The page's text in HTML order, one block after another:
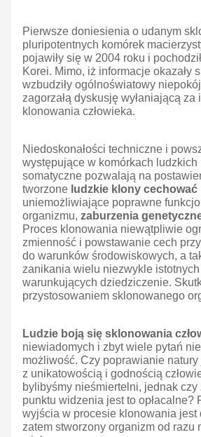
Pierwsze doniesienia o udanym
pluripotentnych komórek
pojawiły się w 2004 roku i
Korei. Mimo, iż informacje okazały
wzbudziły ogólnoświatowy
zagorzałą dyskusję wyłaniającą za
klonowania człowieka.
Niedoskonałości techniczne i
występujące w komórkach ludzkich
somatyczne pozwalają na
tworzone ludzkie klony cechować
uniemożliwiające poprawne
organizmu, zaburzenia
Proces klonowania niewątpliwie
zmienność i powstawanie cech
do warunków środowiskowych, a
zanikania wielu niezwykle
warunkujących dziedziczenie.
przystosowaniem sklonowanego
Ludzie boją się sklonowania
niewiadomych i zbyt wiele pytań
możliwość. Czy poprawianie
z unikatowością i godnością
bylibyśmy nieśmiertelni, jednak
punktu widzenia jest to opłacalne?
wyjścia w procesie klonowania jest
zatem stworzony organizm od razu